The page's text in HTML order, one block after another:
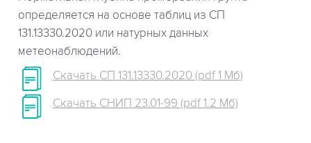
определяется на основе таблиц из СП
131.13330.2020 или натурных данных
метеонаблюдений.
Скачать СП 131.13330.2020 (pdf 1 Мб)
Скачать СНИП 23.01-99 (pdf 1.2 Мб)